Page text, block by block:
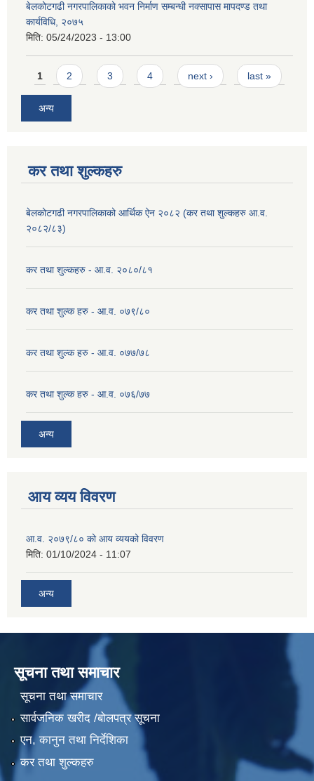
बेलकोटगढी नगरपालिकाको भवन निर्माण सम्बन्धी नक्सापास मापदण्ड तथा
कार्यविधि, २०७५
मिति: 05/24/2023 - 13:00
Pages
1 2 3 4 next › last »
अन्य
कर तथा शुल्कहरु
बेलकोटगढी नगरपालिकाको आर्थिक ऐन २०८२ (कर तथा शुल्कहरु आ.व.
२०८२/८३)
कर तथा शुल्कहरु - आ.व. २०८०/८१
कर तथा शुल्क हरु - आ.व. ०७९/८०
कर तथा शुल्क हरु - आ.व. ०७७/७८
कर तथा शुल्क हरु - आ.व. ०७६/७७
अन्य
आय व्यय विवरण
आ.व. २०७९/८० को आय व्ययको विवरण
मिति: 01/10/2024 - 11:07
अन्य
सूचना तथा समाचार
सूचना तथा समाचार
सार्वजनिक खरीद /बोलपत्र सूचना
एन, कानुन तथा निर्देशिका
कर तथा शुल्कहरु